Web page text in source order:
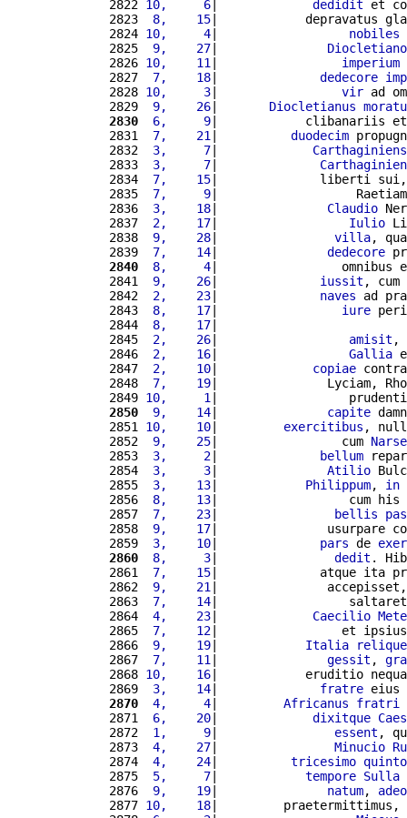
2822 10,     6| dedidit et
2823
8,    15|            depravatus
2824 10,     4| nobiles
2825
9,    27| Diocletiano
2826 10,    11 | imperium
2827
7,    18| dedecore
2828 10,     3| vir ad
2829
9,    26| Diocletianus
2830
6,     9|            clibanariis
2831
7,    21 | duodecim
2832
3,     7|
2833
3,     7|
2834
7,    15|              liberti sui,
2835
7,     9|
2836
3,    18| Claudio
2837
2,    17| Iulio
2838
9,    28| villa,
2839
7,    14| dedecore
2840
8,     4|                 omnibus
2841
9,    26| iussit ,
2842
2,    23| naves ad
2843
8,    17| iure
2844
8,    17|
2845
2,    26| amisit ,
2846
2,    16| Gallia
2847
2,    10| copiae
2848
7,    19|               Lyciam,
2849 10,     1 |
2850
9,    14| capite
2851 10,    10| exercitibus ,
2852
9,    25|                 cum
2853
3,     2| bellum
2854
3,     3| Atilio
2855
3,    13| Philippum, in
2856
8,    13|                  cum his
2857
7,    23| bellis
2858
9,    17|               usurpare
2859
3,    10| pars de
2860
8,     3| dedit .
2861
7,    15|              atque ita
2862
9,    21 |               accepisset,
2863
7,    14|                  saltaret
2864
4,    23| Caecilio
2865
7,    12|                 et
2866
9,    19| Italia
2867
7,    11 | gessit ,
2868 10,    16|            eruditio
2869
3,    14| fratre eius
2870
4,     4| Africanus fratri
2871
6,    20| dixitque
2872
1,     9| essent ,
2873
4,    27| Minucio
2874
4,    24| tricesimo quinto
2875
5,     7| tempore Sulla
2876
9,    19| natum, adeo
2877 10,    18|         praetermittimus,